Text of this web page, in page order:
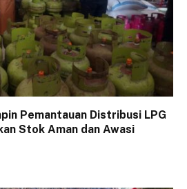
Pemantauan Distribusi LPG
Stok Aman dan Awasi